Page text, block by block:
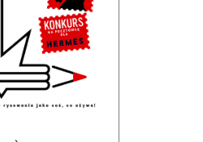
interpretacje